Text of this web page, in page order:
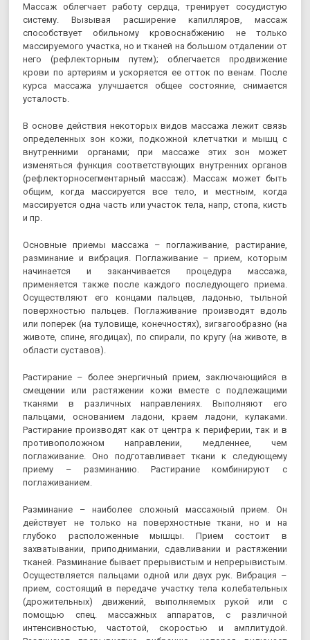
Массаж облегчает работу сердца, тренирует сосудистую
систему. Вызывая расширение капилляров, массаж
способствует обильному кровоснабжению не только
массируемого участка, но и тканей на большом отдалении от
него (рефлекторным путем); облегчается продвижение
крови по артериям и ускоряется ее отток по венам. После
курса массажа улучшается общее состояние, снимается
усталость.
В основе действия некоторых видов массажа лежит связь
определенных зон кожи, подкожной клетчатки и мышц с
внутренними органами; при массаже этих зон может
изменяться функция соответствующих внутренних органов
(рефлекторносегментарный массаж). Массаж может быть
общим, когда массируется все тело, и местным, когда
массируется одна часть или участок тела, напр, стопа, кисть
и пр.
Основные приемы массажа – поглаживание, растирание,
разминание и вибрация. Поглаживание – прием, которым
начинается и заканчивается процедура массажа,
применяется также после каждого последующего приема.
Осуществляют его концами пальцев, ладонью, тыльной
поверхностью пальцев. Поглаживание производят вдоль
или поперек (на туловище, конечностях), зигзагообразно (на
животе, спине, ягодицах), по спирали, по кругу (на животе, в
области суставов).
Растирание – более энергичный прием, заключающийся в
смещении или растяжении кожи вместе с подлежащими
тканями в различных направлениях. Выполняют его
пальцами, основанием ладони, краем ладони, кулаками.
Растирание производят как от центра к периферии, так и в
противоположном направлении, медленнее, чем
поглаживание. Оно подготавливает ткани к следующему
приему – разминанию. Растирание комбинируют с
поглаживанием.
Разминание – наиболее сложный массажный прием. Он
действует не только на поверхностные ткани, но и на
глубоко расположенные мышцы. Прием состоит в
захватывании, приподнимании, сдавливании и растяжении
тканей. Разминание бывает прерывистым и непрерывистым.
Осуществляется пальцами одной или двух рук. Вибрация –
прием, состоящий в передаче участку тела колебательных
(дрожительных) движений, выполняемых рукой или с
помощью спец. массажных аппаратов, с различной
интенсивностью, частотой, скоростью и амплитудой.